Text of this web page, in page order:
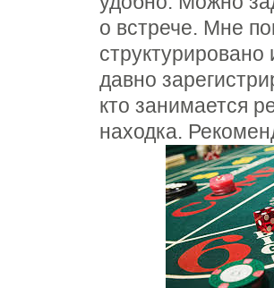
о встрече. Мне
давно
кто занимается
находка.